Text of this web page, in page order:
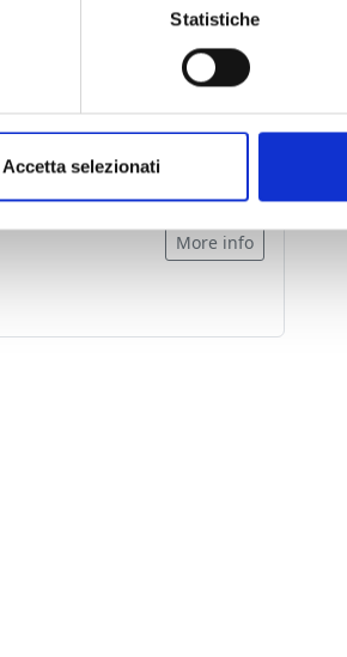
Statistiche
Accetta selezionati
More info